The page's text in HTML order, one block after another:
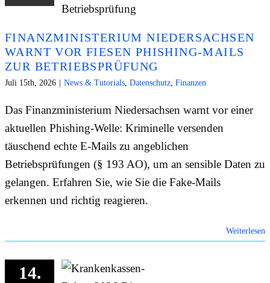
FINANZMINISTERIUM NIEDERSACHSEN
WARNT VOR FIESEN PHISHING-MAILS
ZUR BETRIEBSPRÜFUNG
Juli 15th, 2026 | News & Tutorials Datenschutz Finanzen
Das Finanzministerium Niedersachsen warnt vor einer
aktuellen Phishing-Welle: Kriminelle versenden
täuschend echte E-Mails zu angeblichen
Betriebsprüfungen (§ 193 AO), um an sensible Daten zu
gelangen. Erfahren Sie, wie Sie die Fake-Mails
erkennen und richtig reagieren.
Weiterlesen
14.